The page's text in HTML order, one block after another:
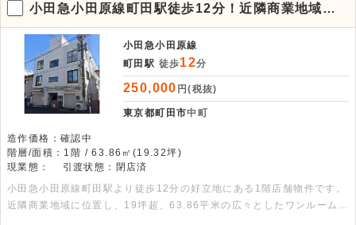
小田急小田原線町田駅徒歩12分！近隣商業地域の1
階店舗物件。
小田急小田原線
町田駅 徒歩12分
250,000 円(税抜)
東京都町田市中町
造作価格：確認中
階層/面積：1階 / 63.86㎡(19.32坪)
現業態：
引渡状態：閉店済
小田急小田原線町田駅より徒歩12分の好立地にある1階店舗物件です。
近隣商業地域に位置し、19坪超、63.86平米の広々としたワンルーム仕